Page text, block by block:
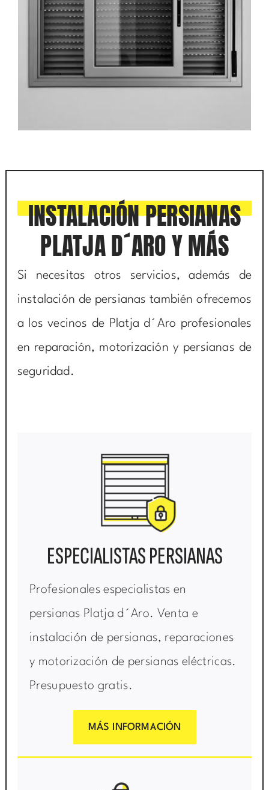
INSTALACIÓN PERSIANAS
PLATJA D´ARO Y MÁS
Si necesitas otros servicios, además de
instalación de persianas también ofrecemos
a los vecinos de Platja d´Aro profesionales
en reparación, motorización y persianas de
seguridad.
ESPECIALISTAS PERSIANAS
Profesionales especialistas en
persianas Platja d´Aro. Venta e
instalación de persianas, reparaciones
y motorización de persianas eléctricas.
Presupuesto gratis.
MÁS INFORMACIÓN